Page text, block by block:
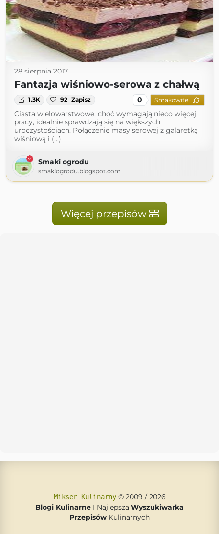
28 sierpnia 2017
Fantazja wiśniowo-serowa z chałwą
1.3K 92 Zapisz 0 Smakowite
Ciasta wielowarstwowe, choć wymagają nieco więcej
pracy, idealnie sprawdzają się na większych
uroczystościach. Połączenie masy serowej z galaretką
wiśniową i (...)
Smaki ogrodu
smakiogrodu.blogspot.com
Więcej przepisów
Mikser Kulinarny© 2009 / 2026
Blogi Kulinarne I Najlepsza Wyszukiwarka
Przepisów Kulinarnych